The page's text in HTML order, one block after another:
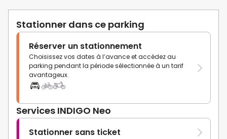
Stationner dans ce parking
Réserver un stationnement
Choisissez vos dates à l’avance et accédez au
parking pendant la période sélectionnée à un tarif
avantageux.
Services INDIGO Neo
Stationner sans ticket